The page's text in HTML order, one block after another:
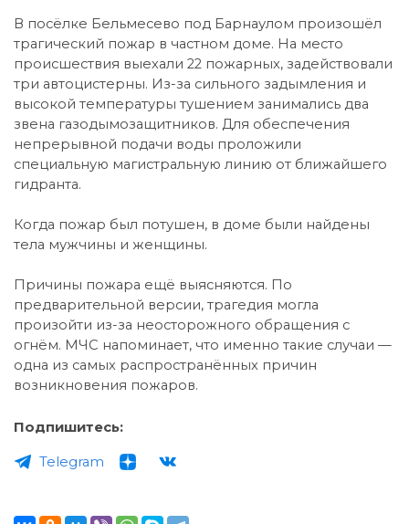
В посёлке Бельмесево под Барнаулом произошёл
трагический пожар в частном доме. На место
происшествия выехали 22 пожарных, задействовали
три автоцистерны. Из-за сильного задымления и
высокой температуры тушением занимались два
звена газодымозащитников. Для обеспечения
непрерывной подачи воды проложили
специальную магистральную линию от ближайшего
гидранта.
Когда пожар был потушен, в доме были найдены
тела мужчины и женщины.
Причины пожара ещё выясняются. По
предварительной версии, трагедия могла
произойти из-за неосторожного обращения с
огнём. МЧС напоминает, что именно такие случаи —
одна из самых распространённых причин
возникновения пожаров.
Подпишитесь:
Telegram